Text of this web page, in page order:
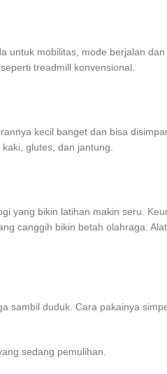
untuk mobilitas, mode berjalan
treadmill konvensional.
kecil banget dan bisa
glutes, dan jantung.
yang bikin latihan makin seru.
canggih bikin betah olahraga.
sambil duduk. Cara pakainya
sedang pemulihan.